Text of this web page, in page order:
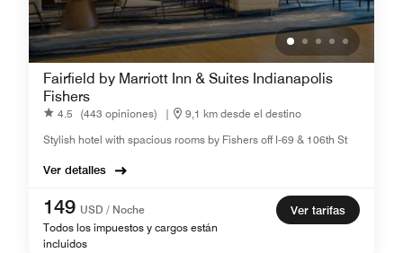
Fairfield by Marriott Inn & Suites Indianapolis
Fishers
4.5 (443 opiniones) |
9,1 km desde el destino
Stylish hotel with spacious rooms by Fishers off I-69 & 106th St
Ver detalles
149 USD / Noche
Todos los impuestos y cargos están
incluidos
Ver tarifas